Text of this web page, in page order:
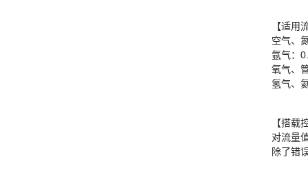
【适用
空气、
氩气：
氧气、
氢气、
【搭载
对流量
除了错